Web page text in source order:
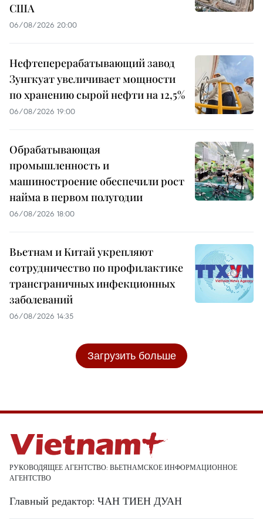
США
06/08/2026 20:00
Нефтеперерабатывающий завод
Зунгкуат увеличивает мощности
по хранению сырой нефти на 12,5%
06/08/2026 19:00
Обрабатывающая
промышленность и
машиностроение обеспечили рост
найма в первом полугодии
06/08/2026 18:00
Вьетнам и Китай укрепляют
сотрудничество по профилактике
трансграничных инфекционных
заболеваний
06/08/2026 14:35
Загрузить больше
РУКОВОДЯЩЕЕ АГЕНТСТВО: ВЬЕТНАМСКОЕ ИНФОРМАЦИОННОЕ
АГЕНТСТВО
Главный редактор: ЧАН ТИЕН ДУАН